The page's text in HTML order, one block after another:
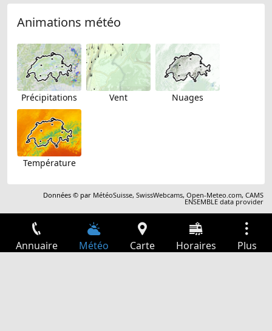
Animations météo
Précipitations Vent Nuages
Température
Données © par MétéoSuisse,SwissWebcams,Open-Meteo.com,CAMS
ENSEMBLE data provider
Annuaire Météo Carte Horaires Plus